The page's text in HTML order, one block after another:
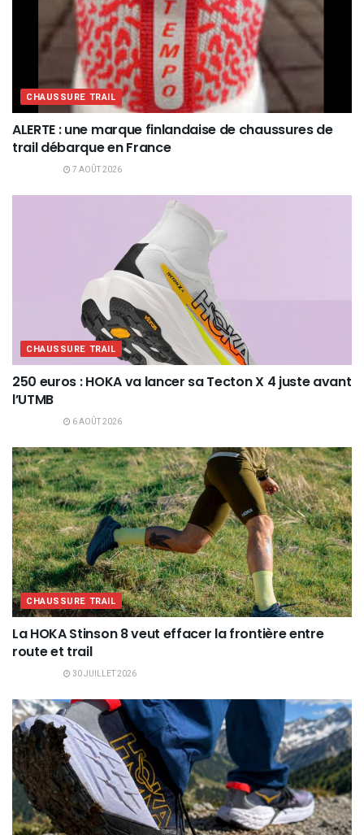
CHAUSSURE TRAIL
ALERTE : une marque finlandaise de chaussures de
trail débarque en France
7 AOÛT 2026
CHAUSSURE TRAIL
250 euros : HOKA va lancer sa Tecton X 4 juste avant
l’UTMB
6 AOÛT 2026
CHAUSSURE TRAIL
La HOKA Stinson 8 veut effacer la frontière entre
route et trail
30 JUILLET 2026